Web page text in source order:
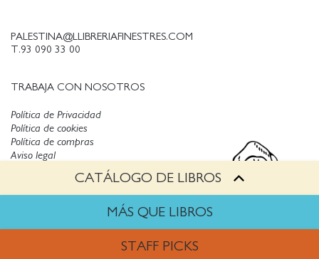
CATÁLOGO DE LIBROS
MÁS QUE LIBROS
STAFF PICKS
PALESTINA@LLIBRERIAFINESTRES.COM
T.93 090 33 00
TRABAJA CON NOSOTROS
Política de Privacidad
Política de cookies
Aviso legal
Política de compras